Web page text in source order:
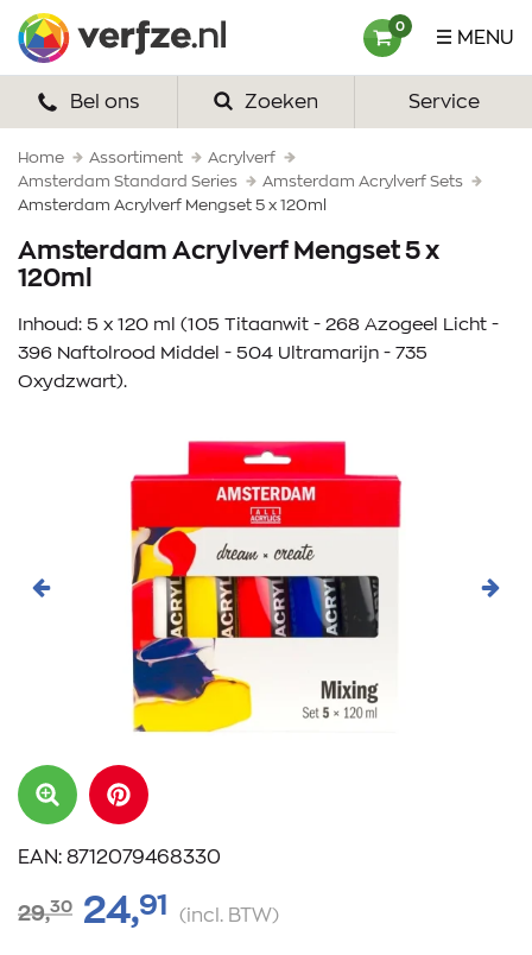
naar
content
MENU
0
HOME
VERF
VERFSETS
TEKENEN
VERFSPULLEN
INSPIRATIE
Bel ons Zoeken Service
Home Assortiment
Acrylverf
Amsterdam Standard Series
Amsterdam Acrylverf Sets
Amsterdam Acrylverf Mengset 5 x 120ml
Amsterdam Acrylverf Mengset 5 x
120ml
Inhoud: 5 x 120 ml (105 Titaanwit - 268 Azogeel Licht -
396 Naftolrood Middel - 504 Ultramarijn - 735
Oxydzwart).
Vorige
EAN: 8712079468330
29,30 24,91 (incl. BTW)